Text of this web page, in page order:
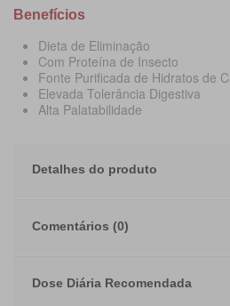
Benefícios
Dieta de Eliminação
Com Proteína de Insecto
Fonte Purificada de Hidratos de
Elevada Tolerância Digestiva
Alta Palatabilidade
Detalhes do produto
Comentários (0)
Dose Diária Recomendada